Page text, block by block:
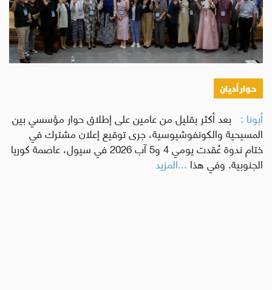
حوار أديان
أبونا : بعد أكثر بقليل من عامين على إطلاق حوار مؤسسي بين
المسيحية والكونفوشيوسية، جرى توقيع إعلان مشترك في
ختام ندوة عُقدت يومي 4 و5 آب 2026 في سيول، عاصمة كوريا
الجنوبية. وفي هذا ...المزيد